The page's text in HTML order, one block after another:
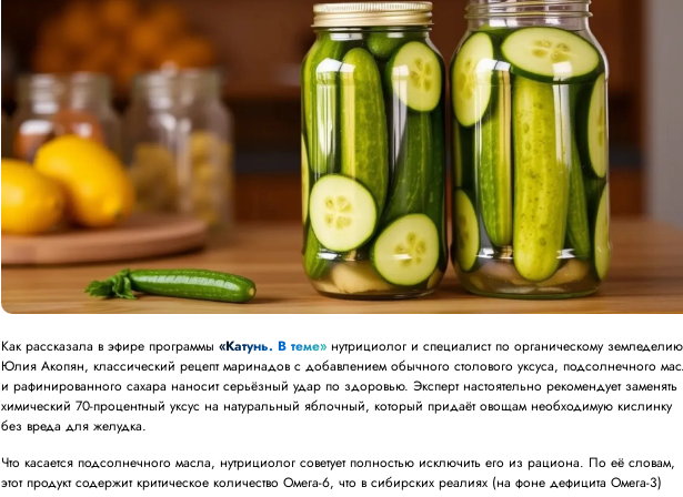
Как рассказала в эфире программы«Катунь. В теме» нутрициолог и специалист по органическому земледелию
Юлия Акопян, классический рецепт маринадов с добавлением обычного столового уксуса, подсолнечного
и рафинированного сахара наносит серьёзный удар по здоровью. Эксперт настоятельно рекомендует заменять
химический 70-процентный уксус на натуральный яблочный, который придаёт овощам необходимую кислинку
без вреда для желудка.
Что касается подсолнечного масла, нутрициолог советует полностью исключить его из рациона. По её словам,
этот продукт содержит критическое количество Омега-6, что в сибирских реалиях (на фоне дефицита Омега-3)